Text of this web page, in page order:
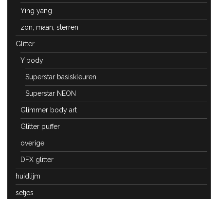
Ying yang
zon, maan, sterren
Glitter
Y body
Superstar basiskleuren
Superstar NEON
Glimmer body art
Glitter puffer
overige
DFX glitter
huidlijm
setjes